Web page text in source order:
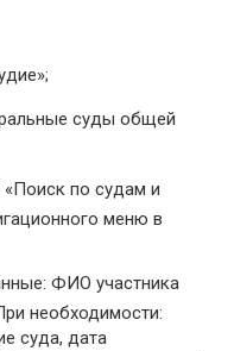
суды общей
по судам и
меню в
ФИО участника
необходимости:
суда, дата